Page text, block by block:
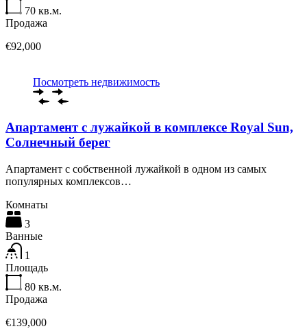
70 кв.м.
Продажа
€92,000
Посмотреть недвижимость
Апартамент с лужайкой в комплексе Royal Sun,
Солнечный берег
Апартамент с собственной лужайкой в одном из самых
популярных комплексов…
Комнаты
3
Ванные
1
Площадь
80 кв.м.
Продажа
€139,000